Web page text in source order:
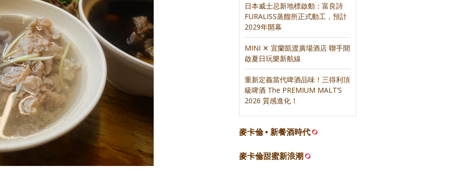
日本威士忌新地標啟動：富良詩
FURALISS蒸餾所正式動工，預計
2029年開幕
MINI ✕ 宜蘭凱渡廣場酒店 聯手開
啟夏日玩樂新航線
重新定義當代啤酒品味！三得利頂
級啤酒 The PREMIUM MALT’S
2026 質感進化！
麥卡倫 • 新餐酒時代
麥卡倫甜蜜新浪潮